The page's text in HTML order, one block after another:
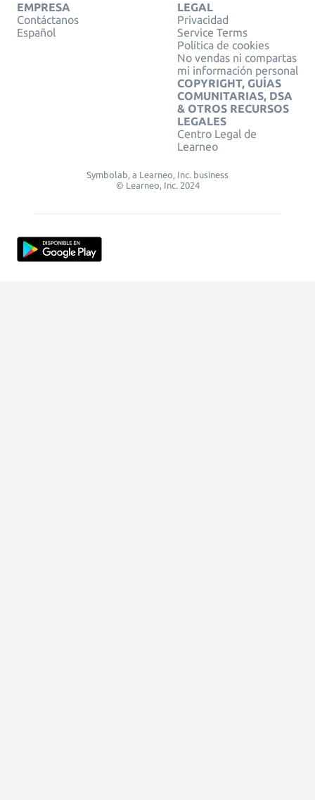
EMPRESA
Contáctanos
Español
LEGAL
Privacidad
Service Terms
Política de cookies
No vendas ni compartas
mi información personal
COPYRIGHT, GUÍAS
COMUNITARIAS, DSA
& OTROS RECURSOS
LEGALES
Centro Legal de
Learneo
Symbolab, a Learneo, Inc. business
© Learneo, Inc. 2024